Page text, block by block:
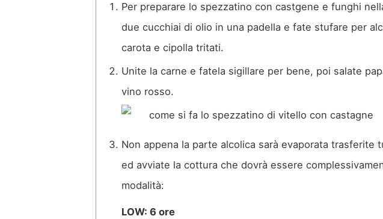
Per preparare lo spezzatino con castgene e funghi
due cucchiai di olio in una padella e fate stufare per
carota e cipolla tritati.
Unite la carne e fatela sigillare per bene, poi salate
vino rosso.
Non appena la parte alcolica sarà evaporata trasferite
ed avviate la cottura che dovrà essere
modalità:
LOW: 6 ore